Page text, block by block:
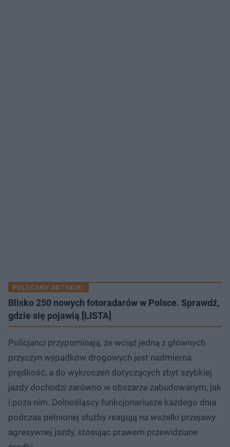
POLECANY ARTYKUŁ:
Blisko 250 nowych fotoradarów w Polsce. Sprawdź,
gdzie się pojawią [LISTA]
Policjanci przypominają, że wciąż jedną z głównych
przyczyn wypadków drogowych jest nadmierna
prędkość, a do wykroczeń dotyczących zbyt szybkiej
jazdy dochodzi zarówno w obszarze zabudowanym, jak
i poza nim. Dolnośląscy funkcjonariusze każdego dnia
podczas pełnionej służby reagują na wszelki przejawy
agresywnej jazdy, stosując prawem przewidziane